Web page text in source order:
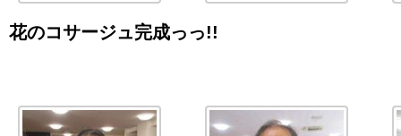
花のコサージュ完成っっ!!